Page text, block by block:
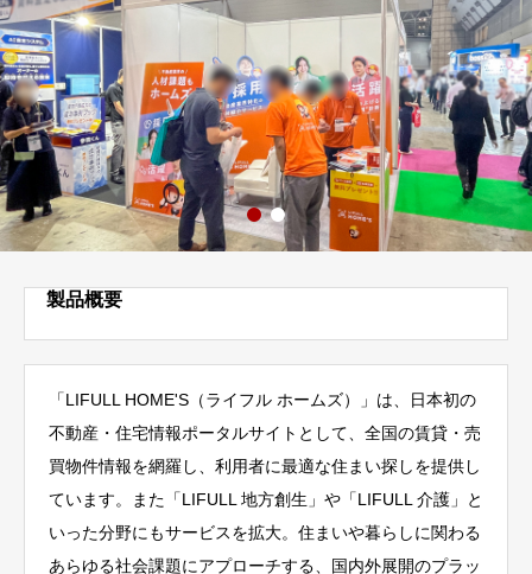
製品概要
「LIFULL HOME'S（ライフル ホームズ）」は、日本初の
不動産・住宅情報ポータルサイトとして、全国の賃貸・売
買物件情報を網羅し、利用者に最適な住まい探しを提供し
ています。また「LIFULL 地方創生」や「LIFULL 介護」と
いった分野にもサービスを拡大。住まいや暮らしに関わる
あらゆる社会課題にアプローチする、国内外展開のプラッ